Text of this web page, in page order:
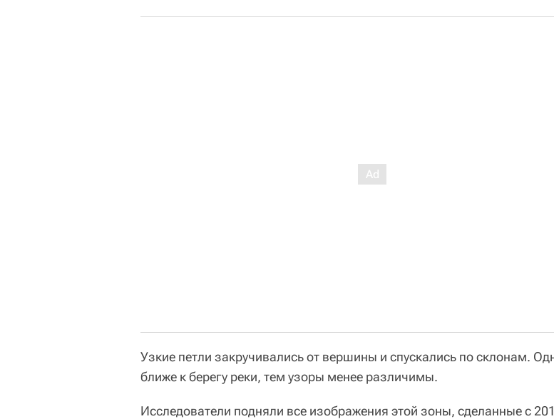
Узкие петли закручивались от вершины и спускались по склонам.
ближе к берегу реки, тем узоры менее различимы.
Исследователи подняли все изображения этой зоны, сделанные с